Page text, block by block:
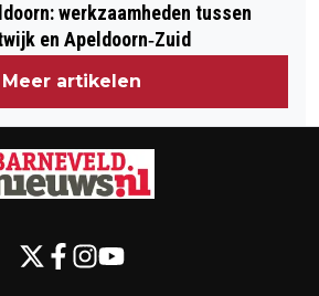
werkzaamheden tussen
en Apeldoorn‐Zuid
Meer artikelen